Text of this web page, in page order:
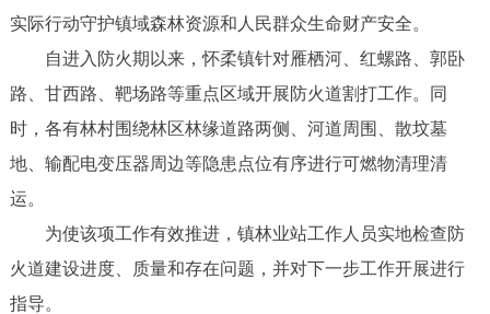
实际行动守护镇域森林资源和人民群众生命财产安全。
自进入防火期以来，怀柔镇针对雁栖河、红螺路、郭卧
路、甘西路、靶场路等重点区域开展防火道割打工作。同
时，各有林村围绕林区林缘道路两侧、河道周围、散坟墓
地、输配电变压器周边等隐患点位有序进行可燃物清理清
运。
为使该项工作有效推进，镇林业站工作人员实地检查防
火道建设进度、质量和存在问题，并对下一步工作开展进行
指导。